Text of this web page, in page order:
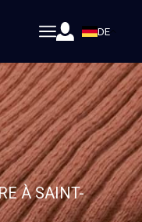
DE
À SAINT-